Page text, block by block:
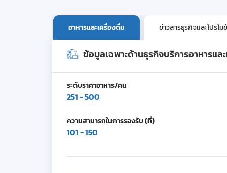
อาหารและเครื่องดื่ม ข่าวสารธุรกิจและโปรโม
ข้อมูลเฉพาะด้านธุรกิจบริการอาหารแล
ระดับราคาอาหาร/คน
251 - 500
ความสามารถในการรองรับ (ที่)
101 - 150